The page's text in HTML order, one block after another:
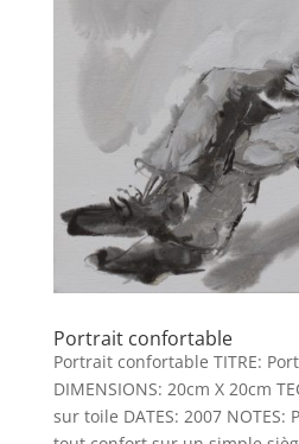
Portrait confortable
Portrait confortable TITRE:
DIMENSIONS: 20cm X 20cm
sur toile DATES: 2007